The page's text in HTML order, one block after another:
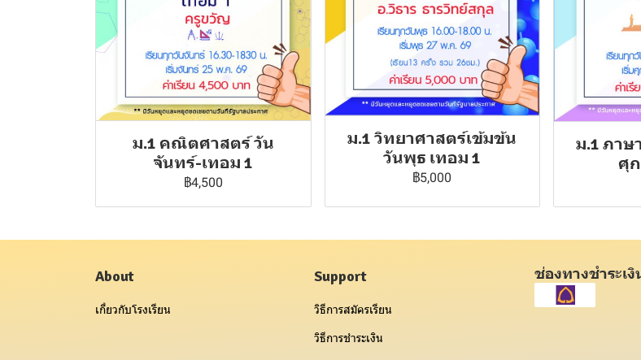
ม.1 คณิตศาสตร์ วัน
จันทร์-เทอม 1
฿4,500
ม.1 วิทยาศาสตร์เข้มข้น
วันพุธ เทอม 1
฿5,000
ม.1 ภาษ
ศุก
About
เกี่ยวกับโรงเรียน
Support
วิธีการสมัครเรียน
วิธีการชำระเงิน
ช่องทางชำระเงิ